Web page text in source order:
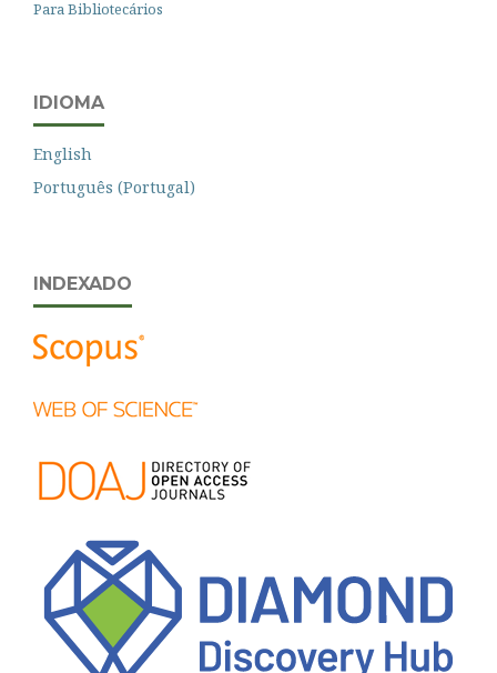
Para Bibliotecários
IDIOMA
English
Português (Portugal)
INDEXADO